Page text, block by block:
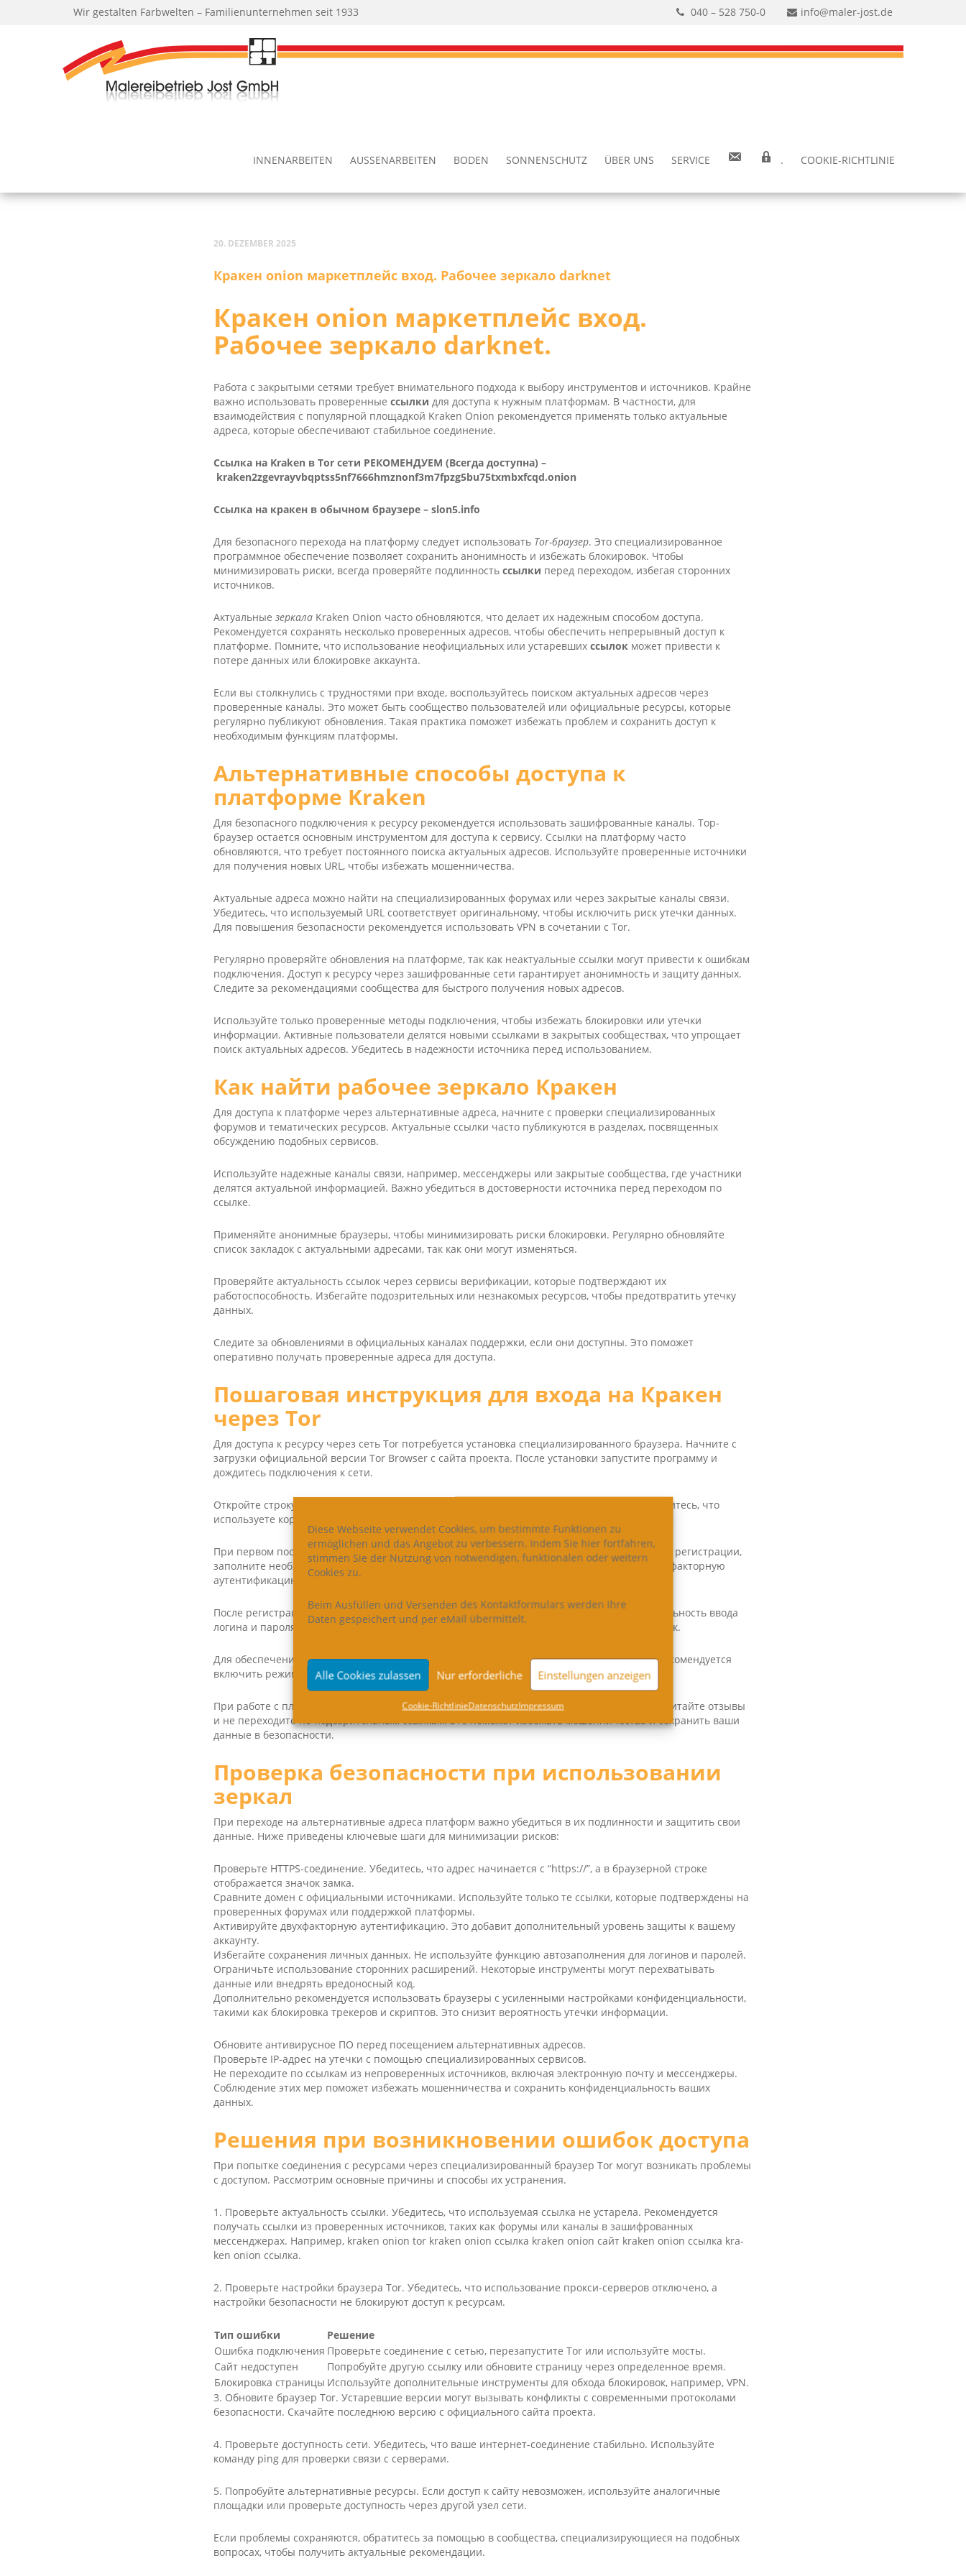
Diese Webseite verwendet Cookies, um bestimmte Funktionen zu
ermöglichen und das Angebot zu verbessern. Indem Sie hier fortfahren,
stimmen Sie der Nutzung von notwendigen, funktionalen oder weitern
Cookies zu.
Beim Ausfüllen und Versenden des Kontaktformulars werden Ihre
Daten gespeichert und per eMail übermittelt.
Alle Cookies zulassen Nur erforderliche Einstellungen anzeigen
Coo­kie-Richt­li­nieDaten­schutzImpres­sum
Wir gestalten Farbwelten – Familienunternehmen seit 1933 info@maler-jost.de
040 – 528 750-0
INNEN­AR­BEI­TEN AUSSEN­AR­BEI­TEN BODEN SON­NEN­SCHUTZ ÜBER UNS SER­VICE . COO­KIE-RICH­T­­LI­­NIE
20. DEZEMBER 2025
Кракен oni­on маркетплейс вход. Рабочее зеркало darknet
Кракен oni­on маркетплейс вход.
Рабочее зеркало darknet.
Работа с закрытыми сетями требует внимательного подхода к выбору инструментов и источников. Крайне
важно использовать проверенные ссылки для доступа к нужным платформам. В частности, для
взаимодействия с популярной площадкой Kra­ken Oni­on рекомендуется применять только актуальные
адреса, которые обеспечивают стабильное соединение.
Ссылка на Kra­ken в Tor сети РЕКОМЕНДУЕМ (Всегда доступна) –
kraken2zgevrayvbqptss5nf7666hmznonf3m7fpzg5bu75txmbxfcqd.onion
Ссылка на кракен в обычном браузере – slon5.info
Для безопасного перехода на платформу следует использовать Tor-браузер. Это специализированное
программное обеспечение позволяет сохранить анонимность и избежать блокировок. Чтобы
минимизировать риски, всегда проверяйте подлинность ссылки перед переходом, избегая сторонних
источников.
Актуальные зеркала Kra­ken Oni­on часто обновляются, что делает их надежным способом доступа.
Рекомендуется сохранять несколько проверенных адресов, чтобы обеспечить непрерывный доступ к
платформе. Помните, что использование неофициальных или устаревших ссылок может привести к
потере данных или блокировке аккаунта.
Если вы столкнулись с трудностями при входе, воспользуйтесь поиском актуальных адресов через
проверенные каналы. Это может быть сообщество пользователей или официальные ресурсы, которые
регулярно публикуют обновления. Такая практика поможет избежать проблем и сохранить доступ к
необходимым функциям платформы.
Альтернативные способы доступа к
платформе Kraken
Для безопасного подключения к ресурсу рекомендуется использовать зашифрованные каналы. Тор-
браузер остается основным инструментом для доступа к сервису. Ссылки на платформу часто
обновляются, что требует постоянного поиска актуальных адресов. Используйте проверенные источники
для получения новых URL, чтобы избежать мошенничества.
Актуальные адреса можно найти на специализированных форумах или через закрытые каналы связи.
Убедитесь, что используемый URL соответствует оригинальному, чтобы исключить риск утечки данных.
Для повышения безопасности рекомендуется использовать VPN в сочетании с Tor.
Регулярно проверяйте обновления на платформе, так как неактуальные ссылки могут привести к ошибкам
подключения. Доступ к ресурсу через зашифрованные сети гарантирует анонимность и защиту данных.
Следите за рекомендациями сообщества для быстрого получения новых адресов.
Используйте только проверенные методы подключения, чтобы избежать блокировки или утечки
информации. Активные пользователи делятся новыми ссылками в закрытых сообществах, что упрощает
поиск актуальных адресов. Убедитесь в надежности источника перед использованием.
Как найти рабочее зеркало Кракен
Для доступа к платформе через альтернативные адреса, начните с проверки специализированных
форумов и тематических ресурсов. Актуальные ссылки часто публикуются в разделах, посвященных
обсуждению подобных сервисов.
Используйте надежные каналы связи, например, мессенджеры или закрытые сообщества, где участники
делятся актуальной информацией. Важно убедиться в достоверности источника перед переходом по
ссылке.
Применяйте анонимные браузеры, чтобы минимизировать риски блокировки. Регулярно обновляйте
список закладок с актуальными адресами, так как они могут изменяться.
Проверяйте актуальность ссылок через сервисы верификации, которые подтверждают их
работоспособность. Избегайте подозрительных или незнакомых ресурсов, чтобы предотвратить утечку
данных.
Следите за обновлениями в официальных каналах поддержки, если они доступны. Это поможет
оперативно получать проверенные адреса для доступа.
Пошаговая инструкция для входа на Кракен
через Tor
Для доступа к ресурсу через сеть Tor потребуется установка специализированного браузера. Начните с
загрузки официальной версии Tor Brow­ser с сайта проекта. После установки запустите программу и
дождитесь подключения к сети.
Откройте строку браузера и введите адрес: kra­ken mar­ket­place официальный ресурс. Убедитесь, что
используете корректную ссылку, чтобы избежать перехода на фишинговые страницы.
При первом посещении рекомендуется создать учетную запись. Для этого нажмите кнопку регистрации,
заполните необходимые поля и подтвердите данные. Используйте сложный пароль и двухфакторную
аутентификацию для повышения безопасности.
После регистрации войдите в систему, используя свои учетные данные. Проверьте правильность ввода
логина и пароля, чтобы избежать блокировки аккаунта из-за множества неудачных попыток.
Для обеспечения анонимности не используйте личные данные при создании профиля. Рекомендуется
включить режим максимальной безопасности в настройках Tor Browser.
При работе с платформой соблюдайте осторожность: проверяйте репутацию продавцов, читайте отзывы
и не переходите по подозрительным ссылкам. Это поможет избежать мошенничества и сохранить ваши
данные в безопасности.
Проверка безопасности при использовании
зеркал
При переходе на альтернативные адреса платформ важно убедиться в их подлинности и защитить свои
данные. Ниже приведены ключевые шаги для минимизации рисков:
Проверьте HTTPS-соединение. Убедитесь, что адрес начинается с “https://”, а в браузерной строке
отображается значок замка.
Сравните домен с официальными источниками. Используйте только те ссылки, которые подтверждены на
проверенных форумах или поддержкой платформы.
Активируйте двухфакторную аутентификацию. Это добавит дополнительный уровень защиты к вашему
аккаунту.
Избегайте сохранения личных данных. Не используйте функцию автозаполнения для логинов и паролей.
Ограничьте использование сторонних расширений. Некоторые инструменты могут перехватывать
данные или внедрять вредоносный код.
Дополнительно рекомендуется использовать браузеры с усиленными настройками конфиденциальности,
такими как блокировка трекеров и скриптов. Это снизит вероятность утечки информации.
Обновите антивирусное ПО перед посещением альтернативных адресов.
Проверьте IP-адрес на утечки с помощью специализированных сервисов.
Не переходите по ссылкам из непроверенных источников, включая электронную почту и мессенджеры.
Соблюдение этих мер поможет избежать мошенничества и сохранить конфиденциальность ваших
данных.
Решения при возникновении ошибок доступа
При попытке соединения с ресурсами через специализированный браузер Tor могут возникать проблемы
с доступом. Рассмотрим основные причины и способы их устранения.
1. Проверьте актуальность ссылки. Убедитесь, что используемая ссылка не устарела. Рекомендуется
получать ссылки из проверенных источников, таких как форумы или каналы в зашифрованных
мессенджерах. Например, kra­ken oni­on tor kra­ken oni­on ссылка kra­ken oni­on сайт kra­ken oni­on ссылка kra­
ken oni­on ссылка.
2. Проверьте настройки браузера Tor. Убедитесь, что использование прокси-серверов отключено, а
настройки безопасности не блокируют доступ к ресурсам.
Тип ошибки
Решение
Ошибка подключения Проверьте соединение с сетью, перезапустите Tor или используйте мосты.
Сайт недоступен
Попробуйте другую ссылку или обновите страницу через определенное время.
Блокировка страницы Используйте дополнительные инструменты для обхода блокировок, например, VPN.
3. Обновите браузер Tor. Устаревшие версии могут вызывать конфликты с современными протоколами
безопасности. Скачайте последнюю версию с официального сайта проекта.
4. Проверьте доступность сети. Убедитесь, что ваше интернет-соединение стабильно. Используйте
команду ping для проверки связи с серверами.
5. Попробуйте альтернативные ресурсы. Если доступ к сайту невозможен, используйте аналогичные
площадки или проверьте доступность через другой узел сети.
Если проблемы сохраняются, обратитесь за помощью в сообщества, специализирующиеся на подобных
вопросах, чтобы получить актуальные рекомендации.